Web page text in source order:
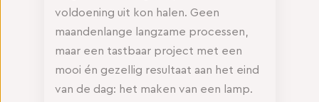
voldoening uit kon halen. Geen
maandenlange langzame processen,
maar een tastbaar project met een
mooi én gezellig resultaat aan het eind
van de dag: het maken van een lamp.